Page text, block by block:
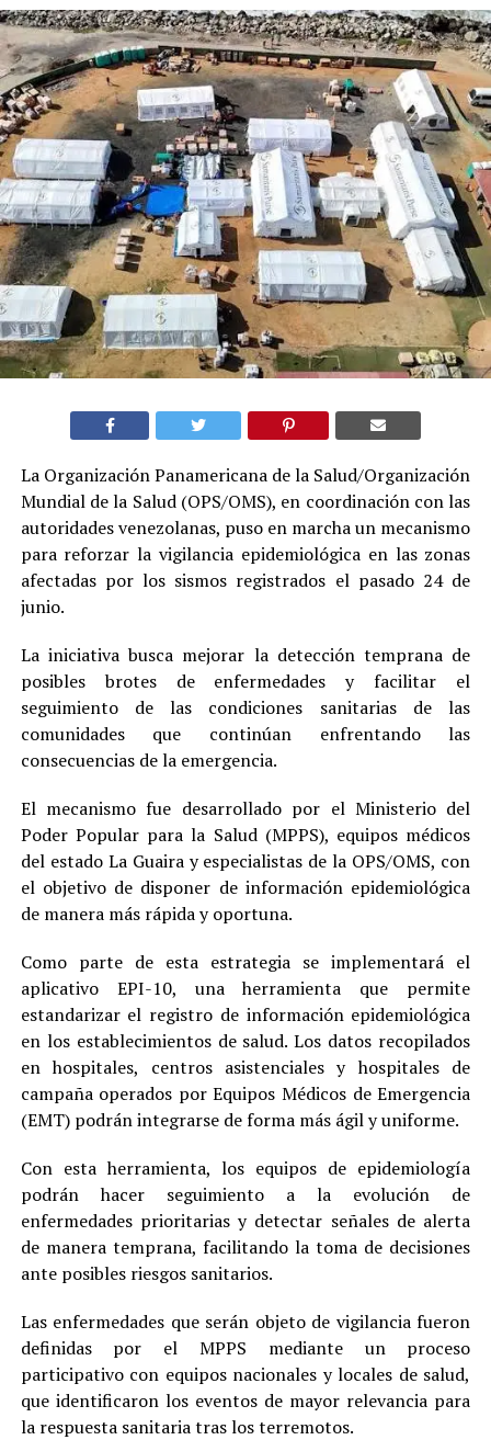
La Organización Panamericana de la Salud/Organización
Mundial de la Salud (OPS/OMS), en coordinación con las
autoridades venezolanas, puso en marcha un mecanismo
para reforzar la vigilancia epidemiológica en las zonas
afectadas por los sismos registrados el pasado 24 de
junio.
La iniciativa busca mejorar la detección temprana de
posibles brotes de enfermedades y facilitar el
seguimiento de las condiciones sanitarias de las
comunidades que continúan enfrentando las
consecuencias de la emergencia.
El mecanismo fue desarrollado por el Ministerio del
Poder Popular para la Salud (MPPS), equipos médicos
del estado La Guaira y especialistas de la OPS/OMS, con
el objetivo de disponer de información epidemiológica
de manera más rápida y oportuna.
Como parte de esta estrategia se implementará el
aplicativo EPI-10, una herramienta que permite
estandarizar el registro de información epidemiológica
en los establecimientos de salud. Los datos recopilados
en hospitales, centros asistenciales y hospitales de
campaña operados por Equipos Médicos de Emergencia
(EMT) podrán integrarse de forma más ágil y uniforme.
Con esta herramienta, los equipos de epidemiología
podrán hacer seguimiento a la evolución de
enfermedades prioritarias y detectar señales de alerta
de manera temprana, facilitando la toma de decisiones
ante posibles riesgos sanitarios.
Las enfermedades que serán objeto de vigilancia fueron
definidas por el MPPS mediante un proceso
participativo con equipos nacionales y locales de salud,
que identificaron los eventos de mayor relevancia para
la respuesta sanitaria tras los terremotos.